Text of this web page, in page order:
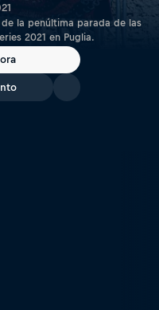
la penúltima parada de las
2021 en Puglia.